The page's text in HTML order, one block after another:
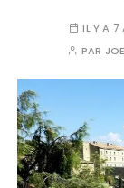
IL Y A 7
PAR